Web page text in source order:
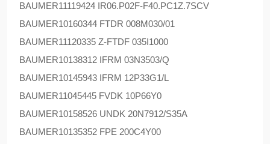
BAUMER11119424 IR06.P02F-F40.PC1Z.7SCV
BAUMER10160344 FTDR 008M030/01
BAUMER11120335 Z-FTDF 035I1000
BAUMER10138312 IFRM 03N3503/Q
BAUMER10145943 IFRM 12P33G1/L
BAUMER11045445 FVDK 10P66Y0
BAUMER10158526 UNDK 20N7912/S35A
BAUMER10135352 FPE 200C4Y00